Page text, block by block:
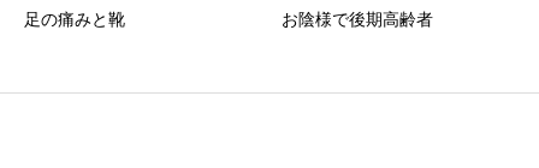
足の痛みと靴 お陰様で後期高齢者